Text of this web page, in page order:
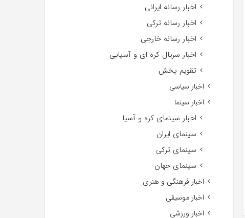
اخبار رسانه ایرانی
اخبار رسانه ترکی
اخبار رسانه خارجی
اخبار سریال کره ای و آسیایی
تقویم پخش
اخبار سیاسی
اخبار سینما
اخبار سینمای کره و آسیا
سینمای ایران
سینمای ترکی
سینمای جهان
اخبار فرهنگی و هنری
اخبار موسیقی
اخبار ورزشی